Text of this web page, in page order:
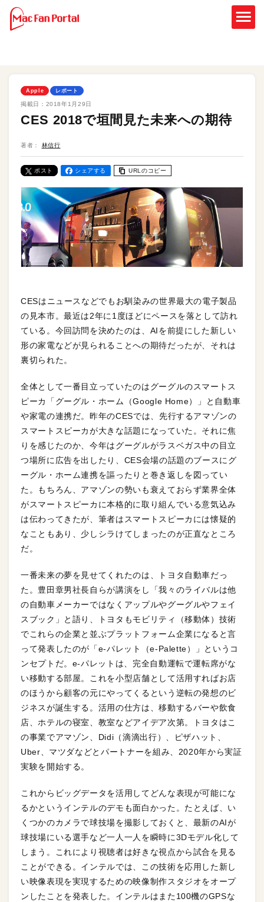
Apple レポート
掲載日： 2018年1月29日
CES 2018で垣間見た未来への期待
著者： 林信行
ポスト シェアする URLのコピー
CESはニュースなどでもお馴染みの世界最大の電子製品
の見本市。最近は2年に1度ほどにペースを落として訪れ
ている。今回訪問を決めたのは、AIを前提にした新しい
形の家電などが見られることへの期待だったが、それは
裏切られた。
全体として一番目立っていたのはグーグルのスマートス
ピーカ「グーグル・ホーム（Google Home）」と自動車
や家電の連携だ。昨年のCESでは、先行するアマゾンの
スマートスピーカが大きな話題になっていた。それに焦
りを感じたのか、今年はグーグルがラスベガス中の目立
つ場所に広告を出したり、CES会場の話題のブースにグ
ーグル・ホーム連携を謳ったりと巻き返しを図ってい
た。もちろん、アマゾンの勢いも衰えておらず業界全体
がスマートスピーカに本格的に取り組んでいる意気込み
は伝わってきたが、筆者はスマートスピーカには懐疑的
なこともあり、少しシラけてしまったのが正直なところ
だ。
一番未来の夢を見せてくれたのは、トヨタ自動車だっ
た。豊田章男社長自らが講演をし「我々のライバルは他
の自動車メーカーではなくアップルやグーグルやフェイ
スブック」と語り、トヨタもモビリティ（移動体）技術
でこれらの企業と並ぶプラットフォーム企業になると言
って発表したのが「e-パレット（e-Palette）」というコ
ンセプトだ。e-パレットは、完全自動運転で運転席がな
い移動する部屋。これを小型店舗として活用すればお店
のほうから顧客の元にやってくるという逆転の発想のビ
ジネスが誕生する。活用の仕方は、移動するバーや飲食
店、ホテルの寝室、教室などアイデア次第。トヨタはこ
の事業でアマゾン、Didi（滴滴出行）、ピザハット、
Uber、マツダなどとパートナーを組み、2020年から実証
実験を開始する。
これからビッグデータを活用してどんな表現が可能にな
るかというインテルのデモも面白かった。たとえば、い
くつかのカメラで球技場を撮影しておくと、最新のAIが
球技場にいる選手など一人一人を瞬時に3Dモデル化して
しまう。これにより視聴者は好きな視点から試合を見る
ことができる。インテルでは、この技術を応用した新し
い映像表現を実現するための映像制作スタジオをオープ
ンしたことを発表した。インテルはまた100機のGPSな